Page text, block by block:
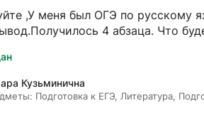
,У меня был ОГЭ по русскому
4 абзаца. Что
Кузьминична
Подготовка к ЕГЭ, Литература,